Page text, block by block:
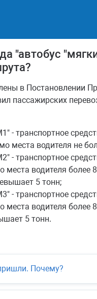
"автобус
в Постановлении
пассажирских
- транспортное
места водителя не
- транспортное
водителя более
5 тонн;
- транспортное
водителя более
5 тонн.
Почему?